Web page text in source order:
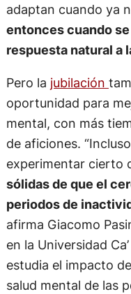
adaptan cuando ya
entonces cuando
respuesta natural a
Pero la jubilación
oportunidad para
mental, con más
de aficiones.
experimentar cierto
sólidas de que el
periodos de
afirma Giacomo
en la Universidad
estudia el impacto
salud mental de las